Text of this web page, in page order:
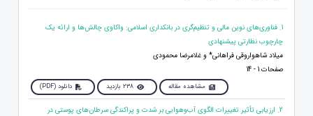
1. فناوری‌های نوین مالی و تنظیم‌گری در بانکداری اسلامی: واکاوی چالش‌ها و ارائه یک
چارچوب نظارتی پیشنهادی
میلاد شاهواروقی فراهانی* و غلامرضا محمودی
صفحات 1 - 14
مشاهده مقاله 238 بازدید دانلود (PDF)
2. ارزیابی تأثیر تغییرات الگوی آب‌وهوایی بر شدت و پراکندگی سرطان‌های پوستی در